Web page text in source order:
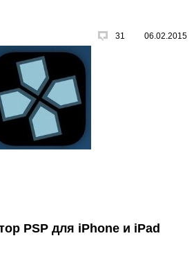
31 06.02.2015
PSP для iPhone и iPad